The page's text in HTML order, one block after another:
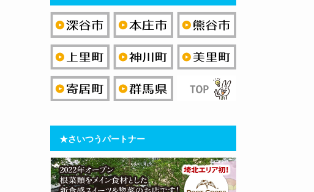
★さいつうパートナー